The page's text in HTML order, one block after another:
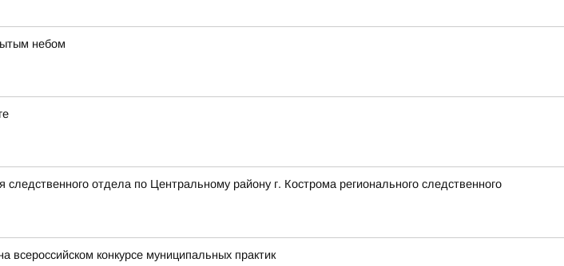
небом
отдела по Центральному району г. Кострома регионального следственного
конкурсе муниципальных практик